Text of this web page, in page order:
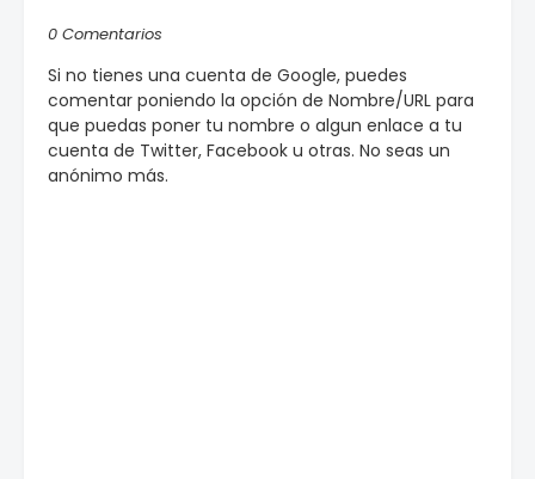
0 Comentarios
Si no tienes una cuenta de Google, puedes
comentar poniendo la opción de Nombre/URL para
que puedas poner tu nombre o algun enlace a tu
cuenta de Twitter, Facebook u otras. No seas un
anónimo más.